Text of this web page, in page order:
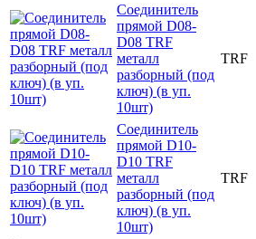
Соединитель
прямой D08-
D08 TRF
металл
разборный (под
ключ) (в уп.
10шт)
TRF
Соединитель
прямой D10-
D10 TRF
металл
разборный (под
ключ) (в уп.
10шт)
TRF